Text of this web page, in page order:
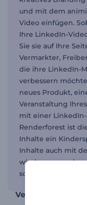
und mit dem
Video einfügen.
Ihre LinkedIn-
Sie sie auf Ihre
Vermarkter,
die ihre LinkedIn-
verbessern
neues Produkt,
Veranstaltung
mit einer
Renderforest ist
Inhalte ein
Inhalte auch mit
sozialen Medien
Verstärken Sie
einer